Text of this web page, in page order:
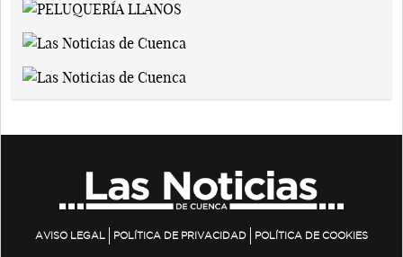
AVISO LEGAL POLÍTICA DE PRIVACIDAD POLÍTICA DE COOKIES